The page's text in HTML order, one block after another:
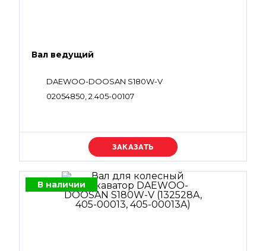
Вал ведущий
DAEWOO-DOOSAN S180W-V
02054850, 2.405-00107
Уточняйте цену
В наличии